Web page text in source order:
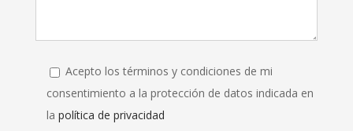
Acepto los términos y condiciones de mi
consentimiento a la protección de datos indicada en
la política de privacidad